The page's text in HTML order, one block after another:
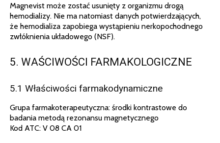
Magnevist może zostać usunięty z organizmu drogą
hemodializy. Nie ma natomiast danych potwierdzających,
że hemodializa zapobiega wystąpieniu nerkopochodnego
zwłóknienia układowego (NSF).
5. WAŚCIWOŚCI FARMAKOLOGICZNE
5.1 Właściwości farmakodynamiczne
Grupa farmakoterapeutyczna: środki kontrastowe do
badania metodą rezonansu magnetycznego
Kod ATC: V 08 CA 01